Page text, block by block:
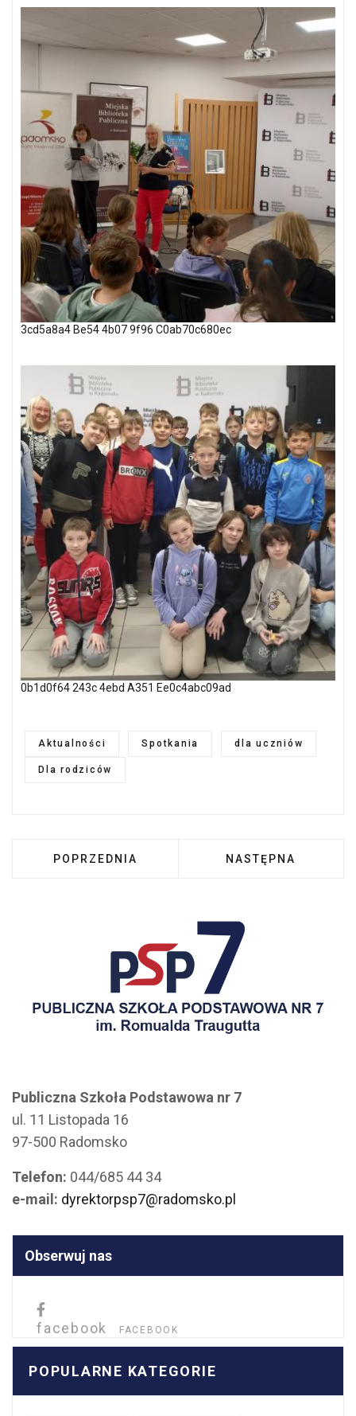
3cd5a8a4 Be54 4b07 9f96 C0ab70c680ec
0b1d0f64 243c 4ebd A351 Ee0c4abc09ad
Aktualności Spotkania dla uczniów
Dla rodziców
POPRZEDNIA STRONA: SPOTKANIE W
POPRZEDNIA NASTĘPNA
NASTĘPNA
Publiczna Szkoła Podstawowa nr 7
ul. 11 Listopada 16
97-500 Radomsko
Telefon: 044/685 44 34
e-mail: dyrektorpsp7@radomsko.pl
Obserwuj nas
facebook FACEBOOK
POPULARNE KATEGORIE